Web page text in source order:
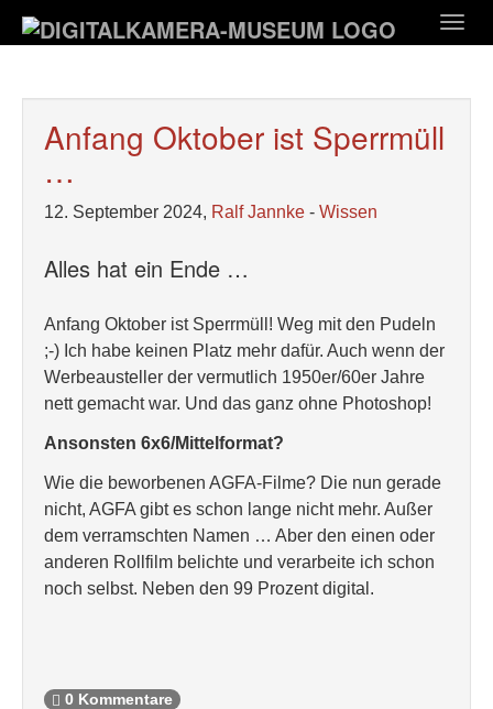
Hauptinhalt
Anfang Oktober ist Sperrmüll
…
12. September 2024, Ralf Jannke - Wissen
Alles hat ein Ende …
Anfang Oktober ist Sperrmüll! Weg mit den Pudeln
;-) Ich habe keinen Platz mehr dafür. Auch wenn der
Werbeausteller der vermutlich 1950er/60er Jahre
nett gemacht war. Und das ganz ohne Photoshop!
Ansonsten 6x6/Mittelformat?
Wie die beworbenen AGFA-Filme? Die nun gerade
nicht, AGFA gibt es schon lange nicht mehr. Außer
dem verramschten Namen … Aber den einen oder
anderen Rollfilm belichte und verarbeite ich schon
noch selbst. Neben den 99 Prozent digital.
0 Kommentare